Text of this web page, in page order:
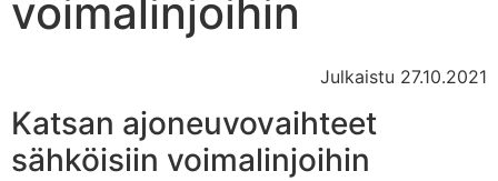
voimalinjoihin
Julkaistu 27.10.2021
Katsan ajoneuvovaihteet
sähköisiin voimalinjoihin